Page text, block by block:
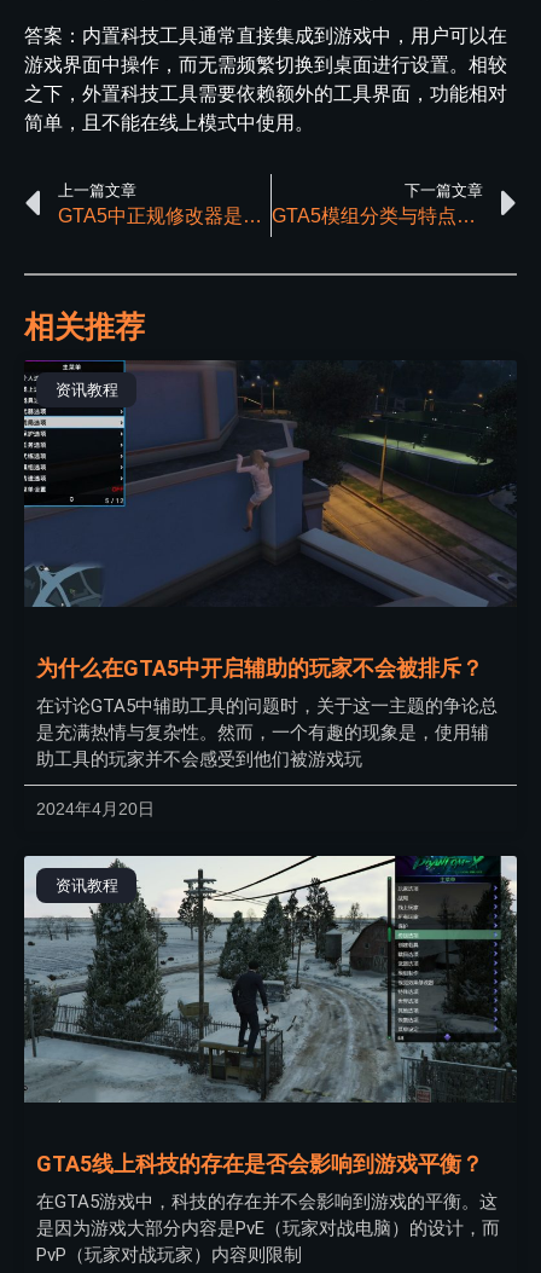
答案：内置科技工具通常直接集成到游戏中，用户可以在
游戏界面中操作，而无需频繁切换到桌面进行设置。相较
之下，外置科技工具需要依赖额外的工具界面，功能相对
简单，且不能在线上模式中使用。
上一篇文章
GTA5中正规修改器是什么样子的？
下一篇文章
GTA5模组分类与特点详解
相关推荐
资讯教程
为什么在GTA5中开启辅助的玩家不会被排斥？
在讨论GTA5中辅助工具的问题时，关于这一主题的争论总
是充满热情与复杂性。然而，一个有趣的现象是，使用辅
助工具的玩家并不会感受到他们被游戏玩
2024年4月20日
资讯教程
GTA5线上科技的存在是否会影响到游戏平衡？
在GTA5游戏中，科技的存在并不会影响到游戏的平衡。这
是因为游戏大部分内容是PvE（玩家对战电脑）的设计，而
PvP（玩家对战玩家）内容则限制